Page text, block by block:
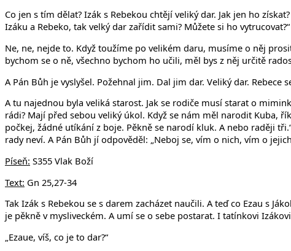
Co jen s tím dělat? Izák s Rebekou chtějí veliký dar. Jak jen ho
Izáku a Rebeko, tak velký dar zařídit sami? Můžete si ho
Ne, ne, nejde to. Když toužíme po velikém daru, musíme o něj
bychom se o ně, všechno bychom ho učili, měl bys z něj určitě
A Pán Bůh je vyslyšel. Požehnal jim. Dal jim dar. Veliký dar. Rebece
A tu najednou byla veliká starost. Jak se rodiče musí starat o
rádi? Mají před sebou veliký úkol. Když se nám měl narodit Kuba,
počkej, žádné utíkání z boje. Pěkně se narodí kluk. A nebo raději
rady neví. A Pán Bůh jí odpověděl: „Neboj se, vím o nich, vím o
Píseň: S355 Vlak Boží
Text: Gn 25,27-34
Tak Izák s Rebekou se s darem zacházet naučili. A teď co Ezau s
je pěkně v mysliveckém. A umí se o sebe postarat. I tatínkovi
„Ezaue, víš, co je to dar?“